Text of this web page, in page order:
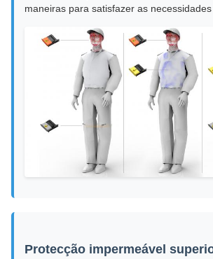
maneiras para satisfazer as necessidades
Protecção impermeável